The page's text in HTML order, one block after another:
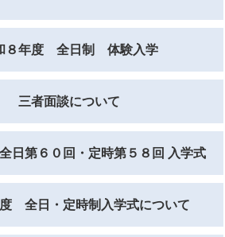
８年度 全日制 体験入学
三者面談について
日第６０回・定時第５８回 入学式
全日・定時制入学式について